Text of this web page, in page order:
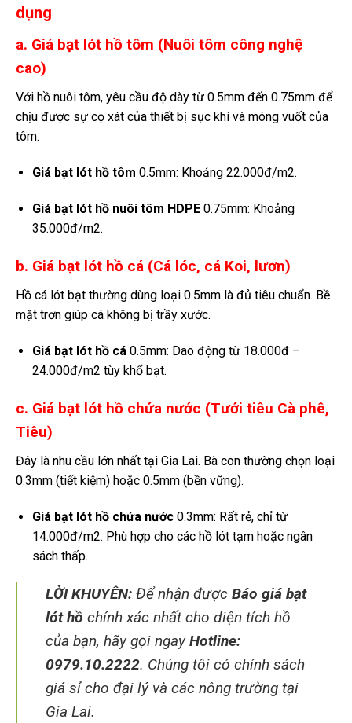
dụng
a. Giá bạt lót hồ tôm (Nuôi tôm công nghệ
cao)
Với hồ nuôi tôm, yêu cầu độ dày từ 0.5mm đến 0.75mm để
chịu được sự cọ xát của thiết bị sục khí và móng vuốt của
tôm.
Giá bạt lót hồ tôm 0.5mm: Khoảng 22.000đ/m2.
Giá bạt lót hồ nuôi tôm HDPE0.75mm: Khoảng
35.000đ/m2.
b. Giá bạt lót hồ cá (Cá lóc, cá Koi, lươn)
Hồ cá lót bạt thường dùng loại 0.5mm là đủ tiêu chuẩn. Bề
mặt trơn giúp cá không bị trầy xước.
Giá bạt lót hồ cá0.5mm: Dao động từ 18.000đ –
24.000đ/m2 tùy khổ bạt.
c. Giá bạt lót hồ chứa nước (Tưới tiêu Cà phê,
Tiêu)
Đây là nhu cầu lớn nhất tại Gia Lai. Bà con thường chọn loại
0.3mm (tiết kiệm) hoặc 0.5mm (bền vững).
Giá bạt lót hồ chứa nước0.3mm: Rất rẻ, chỉ từ
14.000đ/m2. Phù hợp cho các hồ lót tạm hoặc ngân
sách thấp.
LỜI KHUYÊN: Để nhận được Báo giá bạt
lót hồ chính xác nhất cho diện tích hồ
của bạn, hãy gọi ngayHotline:
0979.10.2222. Chúng tôi có chính sách
giá sỉ cho đại lý và các nông trường tại
Gia Lai.